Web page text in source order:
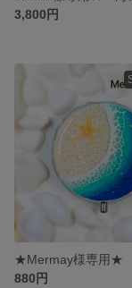
3,800円
880円